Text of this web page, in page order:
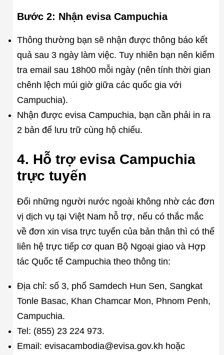
Bước 2: Nhận evisa Campuchia
Thông thường bạn sẽ nhận được thông báo kết
quả sau 3 ngày làm việc. Tuy nhiên bạn nên kiểm
tra email sau 18h00 mỗi ngày (nên tính thời gian
chênh lệch múi giờ giữa các quốc gia với
Campuchia).
Nhận được evisa Campuchia, bạn cần phải in ra
2 bản để lưu trữ cùng hộ chiếu.
4. Hỗ trợ evisa Campuchia
trực tuyến
Đối những người nước ngoài không nhờ các đơn
vị dịch vụ tại Việt Nam hỗ trợ, nếu có thắc mắc
về đơn xin visa trực tuyến của bản thân thì có thể
liên hệ trực tiếp cơ quan Bộ Ngoại giao và Hợp
tác Quốc tế Campuchia theo thông tin:
Địa chỉ: số 3, phố Samdech Hun Sen, Sangkat
Tonle Basac, Khan Chamcar Mon, Phnom Penh,
Campuchia.
Tel: (855) 23 224 973.
Email: evisacambodia@evisa.gov.kh hoặc